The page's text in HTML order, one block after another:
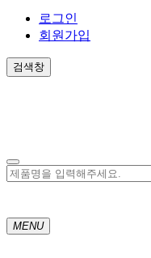
로그인
회원가입
검색창
MENU